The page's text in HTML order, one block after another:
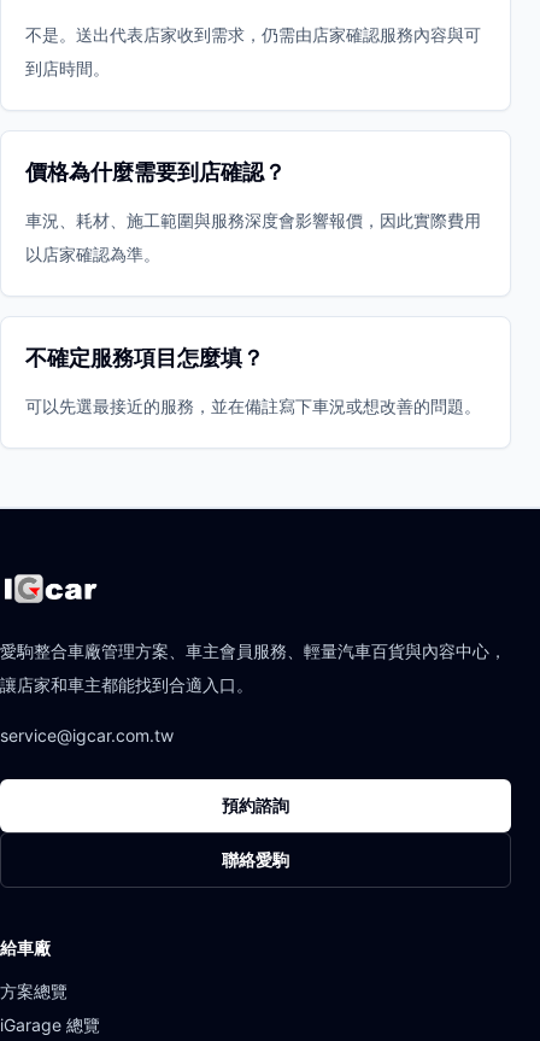
不是。送出代表店家收到需求，仍需由店家確認服務內容與可
到店時間。
價格為什麼需要到店確認？
車況、耗材、施工範圍與服務深度會影響報價，因此實際費用
以店家確認為準。
不確定服務項目怎麼填？
可以先選最接近的服務，並在備註寫下車況或想改善的問題。
愛駒整合車廠管理方案、車主會員服務、輕量汽車百貨與內容中心，
讓店家和車主都能找到合適入口。
service@igcar.com.tw
預約諮詢
聯絡愛駒
給車廠
方案總覽
iGarage 總覽